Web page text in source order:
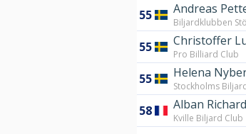
55 Andreas
Biljardklubben
55 Christoffer
Pro Billiard Club
55 Helena
Stockholms
58 Alban Richard
Kville Biljard Club